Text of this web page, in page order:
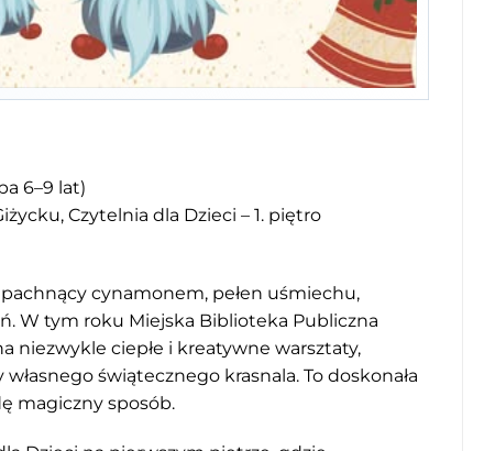
6–9 lat)
Czytelnia dla Dzieci – 1. piętro
cynamonem, pełen uśmiechu,
W tym roku Miejska Biblioteka Publiczna
niezwykle ciepłe i kreatywne warsztaty,
świątecznego krasnala. To doskonała
magiczny sposób.